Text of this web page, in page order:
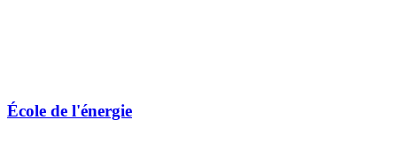
École de l'énergie